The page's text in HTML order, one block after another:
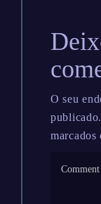
O seu
publicado.
marcados